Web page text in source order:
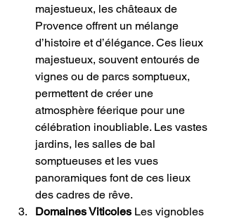
majestueux, les châteaux de
Provence offrent un mélange
d’histoire et d’élégance. Ces lieux
majestueux, souvent entourés de
vignes ou de parcs somptueux,
permettent de créer une
atmosphère féerique pour une
célébration inoubliable. Les vastes
jardins, les salles de bal
somptueuses et les vues
panoramiques font de ces lieux
des cadres de rêve.
Domaines Viticoles Les vignobles